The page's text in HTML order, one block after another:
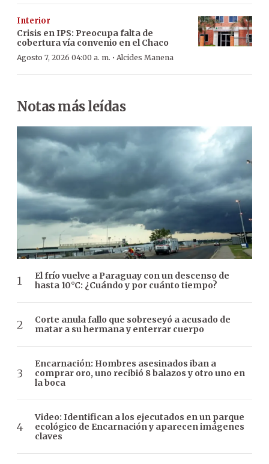
Interior
Crisis en IPS: Preocupa falta de
cobertura vía convenio en el Chaco
Agosto 7, 2026 04:00 a. m. · Alcides Manena
Notas más leídas
El frío vuelve a Paraguay con un descenso de
hasta 10°C: ¿Cuándo y por cuánto tiempo?
Corte anula fallo que sobreseyó a acusado de
matar a su hermana y enterrar cuerpo
Encarnación: Hombres asesinados iban a
comprar oro, uno recibió 8 balazos y otro uno en
la boca
Video: Identifican a los ejecutados en un parque
ecológico de Encarnación y aparecen imágenes
claves